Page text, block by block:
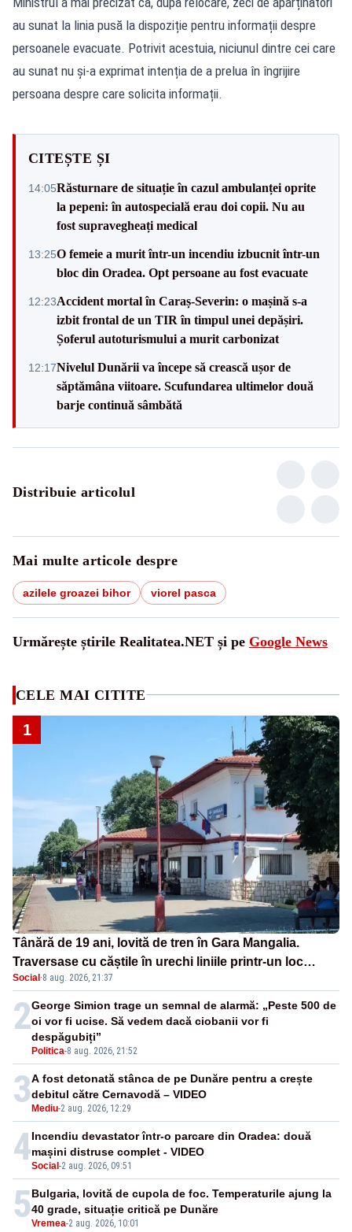
au sunat la linia pusă la dispoziție pentru informații despre
persoanele evacuate. Potrivit acestuia, niciunul dintre cei care
au sunat nu și-a exprimat intenția de a prelua în îngrijire
persoana despre care solicita informații.
CITEȘTE ȘI
14:05Răsturnare de situație în cazul ambulanței oprite
la pepeni: în autospecială erau doi copii. Nu au
fost supravegheați medical
13:25O femeie a murit într-un incendiu izbucnit într-un
bloc din Oradea. Opt persoane au fost evacuate
12:23Accident mortal în Caraș-Severin: o mașină s-a
izbit frontal de un TIR în timpul unei depășiri.
Șoferul autoturismului a murit carbonizat
12:17Nivelul Dunării va începe să crească ușor de
săptămâna viitoare. Scufundarea ultimelor două
barje continuă sâmbătă
Distribuie articolul
Mai multe articole despre
azilele groazei bihor viorel pasca
Urmărește știrile Realitatea.NET și pe Google News
CELE MAI CITITE
1
Tânără de 19 ani, lovită de tren în Gara Mangalia.
Traversase cu căștile în urechi liniile printr-un loc
nepermis
Social ·8 aug. 2026, 21:37
2
Politica-8 aug. 2026, 21:52
George Simion trage un semnal de alarmă: „Peste 500 de
oi vor fi ucise. Să vedem dacă ciobanii vor fi
despăgubiți”
3 Mediu-2 aug. 2026, 12:29
A fost detonată stânca de pe Dunăre pentru a crește
debitul către Cernavodă – VIDEO
4Social -2 aug. 2026, 09:51
Incendiu devastator într-o parcare din Oradea: două
mașini distruse complet - VIDEO
5Vremea-2 aug. 2026, 10:01
Bulgaria, lovită de cupola de foc. Temperaturile ajung la
40 grade, situație critică pe Dunăre